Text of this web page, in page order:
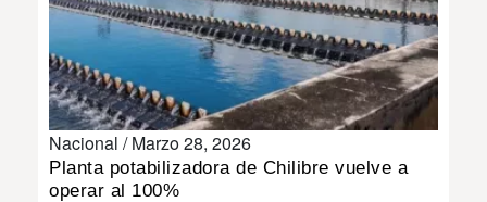
Nacional /Marzo 28, 2026
Planta potabilizadora de Chilibre vuelve a
operar al 100%